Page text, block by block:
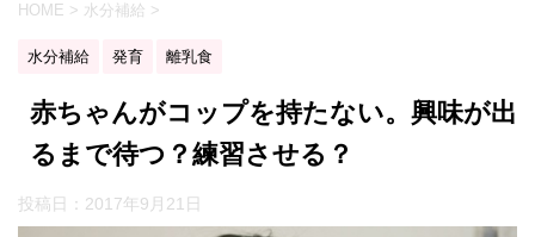
HOME > 水分補給 >
水分補給 発育 離乳食
赤ちゃんがコップを持たない。興味が出
るまで待つ？練習させる？
投稿日： 2017年9月21日